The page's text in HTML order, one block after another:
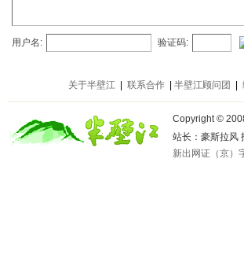
用户名: 验证码:
关于半壁江 联系合作 半壁江顾问团
Copyright ©
站长：豪斯拉风
新出网证（京）